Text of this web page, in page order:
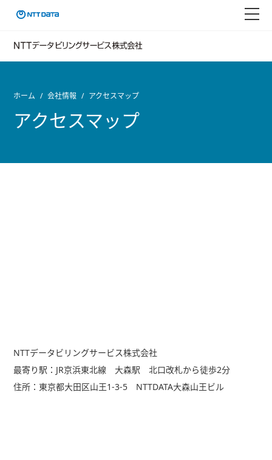
ホーム 会社情報 アクセスマップ
アクセスマップ
NTTデータビリングサービス株式会社
最寄り駅：JR京浜東北線 大森駅 北口改札から徒歩2分
住所：東京都大田区山王1-3-5 NTTDATA大森山王ビル